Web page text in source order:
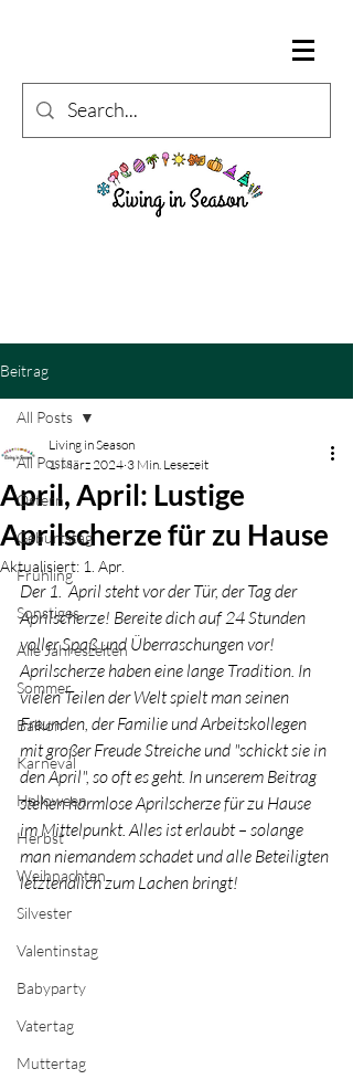
Beitrag
All Posts
Ostern
Geburtstag
Frühling
Sonstiges
Alle Jahreszeiten
Sommer
Balkon
Karneval
Halloween
Herbst
Weihnachten
Silvester
Valentinstag
Babyparty
Vatertag
Muttertag
All Posts
April, April: Lustige
Aprilscherze für zu Hause
Living in Season
1. März 2024 3 Min. Lesezeit
Aktualisiert: 1. Apr.
Der 1.  April steht vor der Tür, der Tag der
Aprilscherze! Bereite dich auf 24 Stunden
voller Spaß und Überraschungen vor!
Aprilscherze haben eine lange Tradition. In
vielen Teilen der Welt spielt man seinen
Freunden, der Familie und Arbeitskollegen
mit großer Freude Streiche und "schickt sie in
den April", so oft es geht. In unserem Beitrag
stehen harmlose Aprilscherze für zu Hause
im Mittelpunkt. Alles ist erlaubt – solange
man niemandem schadet und alle Beteiligten
letztendlich zum Lachen bringt!